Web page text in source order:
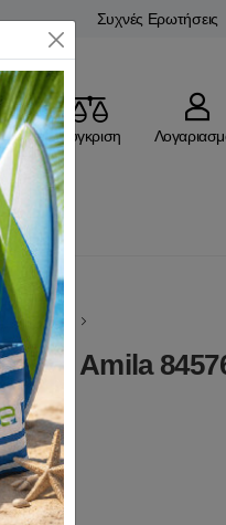
Συχνές Ερωτήσεις
Σύγκριση
Rope Amila
Close